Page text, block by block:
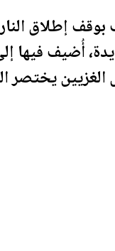
إطلاق
أُضيف فيها
يختصر